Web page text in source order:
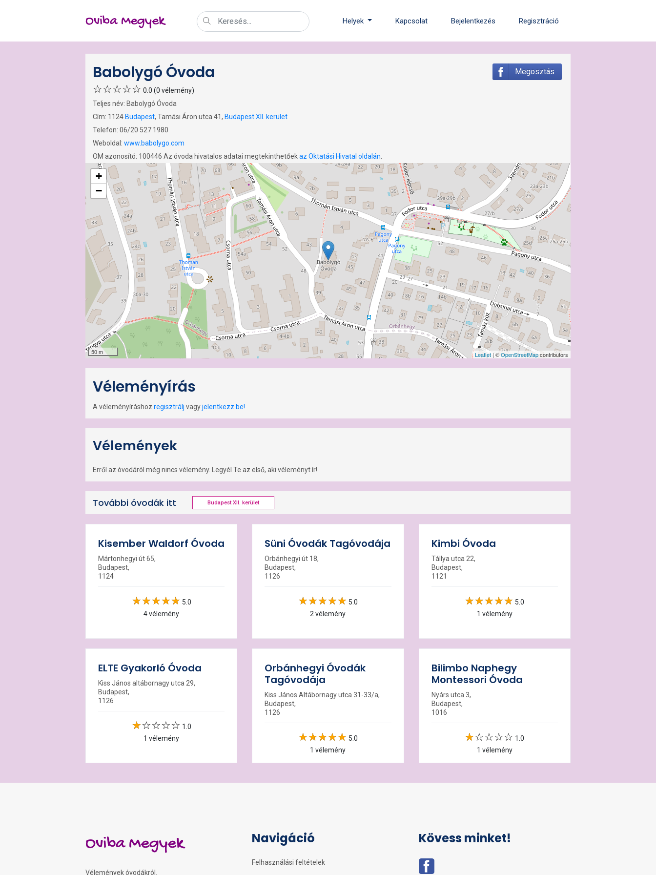
Oviba Megyek Helyek Kapcsolat Bejelentkezés Regisztráció
Babolygó Óvoda Megosztás
0.0 (0 vélemény)
Teljes név: Babolygó Óvoda
Cím: 1124 Budapest, Tamási Áron utca 41, Budapest XII. kerület
Telefon: 06/20 527 1980
Weboldal: www.babolygo.com
OM azonosító: 100446 Az óvoda hivatalos adatai megtekinthetőekaz Oktatási Hivatal oldalán
+
−
50 m Leaflet | ©OpenStreetMapcontributors
Véleményírás
A véleményíráshoz regisztrálj vagyjelentkezz be!
Vélemények
Erről az óvodáról még nincs vélemény. Legyél Te az első, aki véleményt ír!
További óvodák itt Budapest XII. kerület
Kisember Waldorf Óvoda
Mártonhegyi út 65,
Budapest,
1124
5.0
4 vélemény
Süni Óvodák Tagóvodája
Orbánhegyi út 18,
Budapest,
1126
5.0
2 vélemény
Kimbi Óvoda
Tállya utca 22,
Budapest,
1121
5.0
1 vélemény
ELTE Gyakorló Óvoda
Kiss János altábornagy utca 29,
Budapest,
1126
1.0
1 vélemény
Orbánhegyi Óvodák
Tagóvodája
Kiss János Altábornagy utca 31-33/a,
Budapest,
1126
5.0
1 vélemény
Bilimbo Naphegy
Montessori Óvoda
Nyárs utca 3,
Budapest,
1016
1.0
1 vélemény
Oviba Megyek
Vélemények óvodákról.
Navigáció
Felhasználási feltételek
Kövess minket!